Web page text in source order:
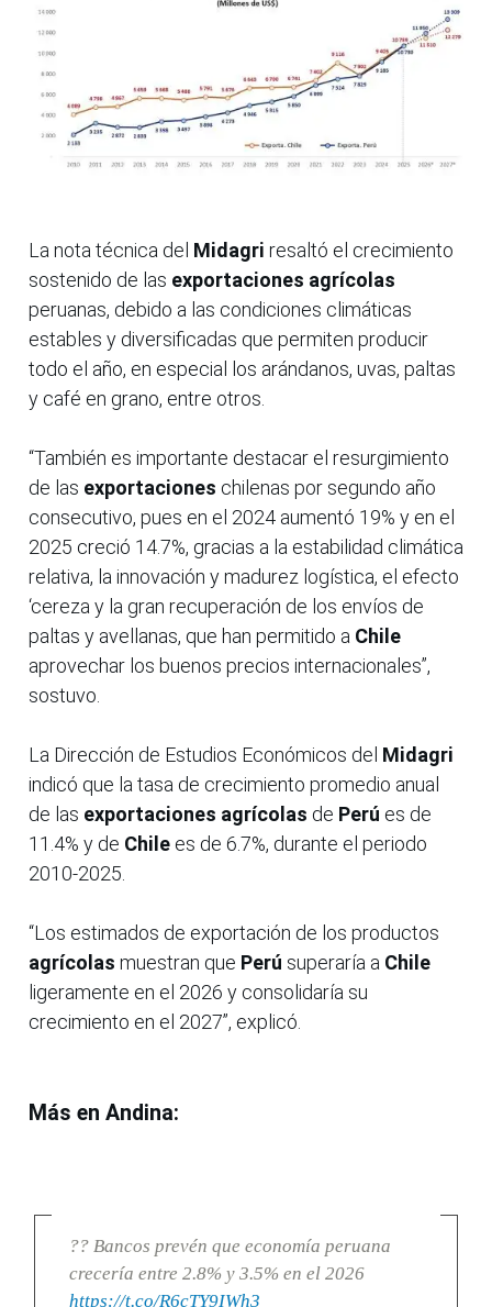
La nota técnica del Midagri resaltó el crecimiento
sostenido de las exportaciones agrícolas
peruanas, debido a las condiciones climáticas
estables y diversificadas que permiten producir
todo el año, en especial los arándanos, uvas, paltas
y café en grano, entre otros.
“También es importante destacar el resurgimiento
de las exportaciones chilenas por segundo año
consecutivo, pues en el 2024 aumentó 19% y en el
2025 creció 14.7%, gracias a la estabilidad climática
relativa, la innovación y madurez logística, el efecto
‘cereza y la gran recuperación de los envíos de
paltas y avellanas, que han permitido a Chile
aprovechar los buenos precios internacionales”,
sostuvo.
La Dirección de Estudios Económicos del Midagri
indicó que la tasa de crecimiento promedio anual
de las exportaciones agrícolas de Perú es de
11.4% y de Chile es de 6.7%, durante el periodo
2010-2025.
“Los estimados de exportación de los productos
agrícolas muestran que Perú superaría a Chile
ligeramente en el 2026 y consolidaría su
crecimiento en el 2027”, explicó.
Más en Andina:
?? Bancos prevén que economía peruana
crecería entre 2.8% y 3.5% en el 2026
https://t.co/R6cTY9IWh3